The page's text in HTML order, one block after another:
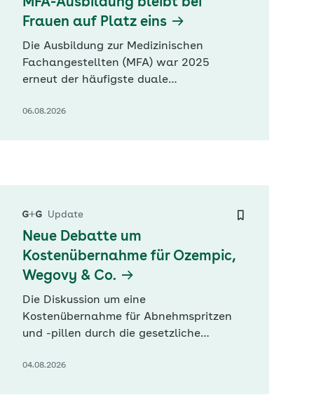
MFA-Ausbildung bleibt bei
Frauen auf Platz eins
Die Ausbildung zur Medizinischen
Fachangestellten (MFA) war 2025
erneut der häufigste duale
Zahlen des Statistischen Bundesamtes
gewinnt angesichts des…
06.08.2026
Update
Neue Debatte um
Kostenübernahme für Ozempic,
Wegovy & Co.
Die Diskussion um eine
Kostenübernahme für Abnehmspritzen
und -pillen durch die gesetzliche
Übergewicht flammt neu auf. Der
04.08.2026